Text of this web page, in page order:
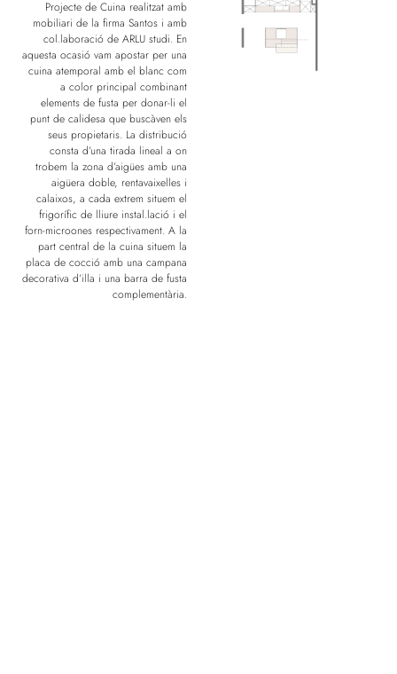
Projecte de Cuina realitzat amb
mobiliari de la firma Santos i amb
col.laboració de ARLU studi. En
aquesta ocasió vam apostar per una
cuina atemporal amb el blanc com
a color principal combinant
elements de fusta per donar-li el
punt de calidesa que buscàven els
seus propietaris. La distribució
consta d’una tirada lineal a on
trobem la zona d’aigües amb una
aigüera doble, rentavaixelles i
calaixos, a cada extrem situem el
frigorífic de lliure instal.lació i el
forn-microones respectivament. A la
part central de la cuina situem la
placa de cocció amb una campana
decorativa d’illa i una barra de fusta
complementària.